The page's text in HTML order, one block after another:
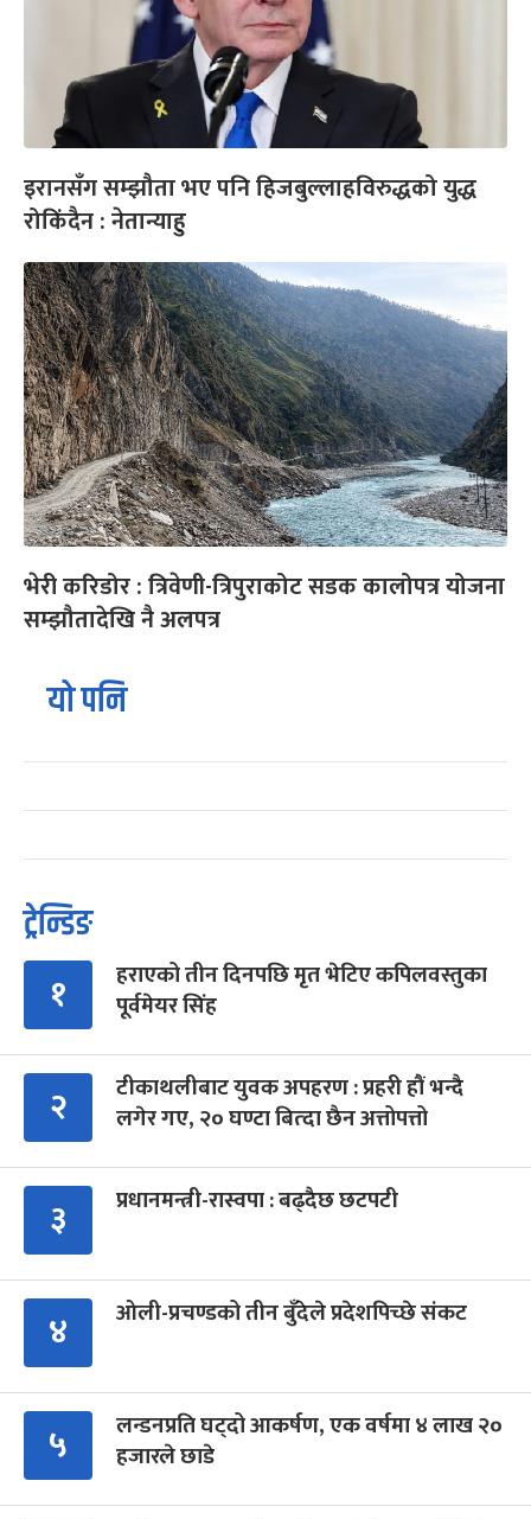
इरानसँग सम्झौता भए पनि हिजबुल्लाहविरुद्धको युद्ध
रोकिंदैन : नेतान्याहु
भेरी करिडोर : त्रिवेणी-त्रिपुराकोट सडक कालोपत्र योजना
सम्झौतादेखि नै अलपत्र
यो पनि
ट्रेन्डिङ
१
हराएको तीन दिनपछि मृत भेटिए कपिलवस्तुका
पूर्वमेयर सिंह
२
टीकाथलीबाट युवक अपहरण : प्रहरी हौं भन्दै
लगेर गए, २० घण्टा बित्दा छैन अत्तोपत्तो
३ प्रधानमन्त्री-रास्वपा : बढ्दैछ छटपटी
४ ओली-प्रचण्डको तीन बुँदेले प्रदेशपिच्छे संकट
५
लन्डनप्रति घट्दो आकर्षण, एक वर्षमा ४ लाख २०
हजारले छाडे